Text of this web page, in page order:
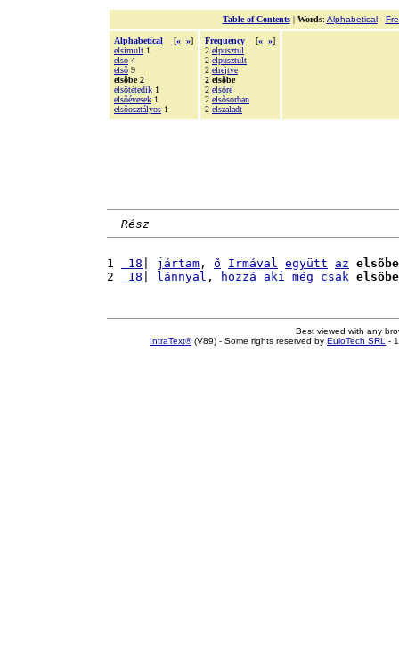
Table of Contents| Words: Alphabetical-
Alphabetical [« »]
elsimult 1
elso 4
elsõ 9
elsõbe 2
elsötétedik 1
elsõévesek 1
elsõosztályos 1
Frequency [« »]
2 elpusztul
2 elpusztult
2 elrejtve
2 elsõbe
2 elsõre
2 elsõsorban
2 elszaladt
Rész
1 18 jártam , õ Irmával együtt az elsõbe
2
18 lánnyal , hozzá aki még csak elsõbe
Best viewed with any
IntraText®(V89) - Some rights reserved by EuloTech SRL -